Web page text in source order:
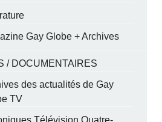
Gay Globe + Archives
/ DOCUMENTAIRES
des actualités de Gay
TV
Télévision Quatre-